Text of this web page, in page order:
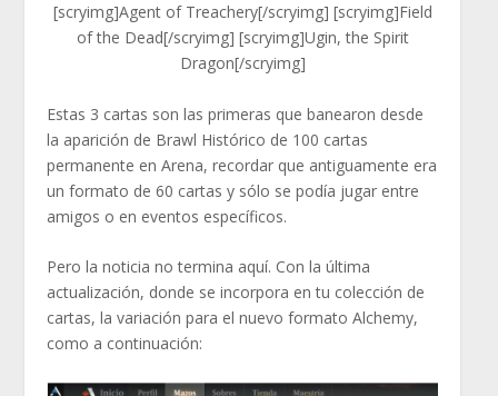
[scryimg]Agent of Treachery[/scryimg] [scryimg]Field
of the Dead[/scryimg] [scryimg]Ugin, the Spirit
Dragon[/scryimg]
Estas 3 cartas son las primeras que banearon desde
la aparición de Brawl Histórico de 100 cartas
permanente en Arena, recordar que antiguamente era
un formato de 60 cartas y sólo se podía jugar entre
amigos o en eventos específicos.
Pero la noticia no termina aquí. Con la última
actualización, donde se incorpora en tu colección de
cartas, la variación para el nuevo formato Alchemy,
como a continuación: